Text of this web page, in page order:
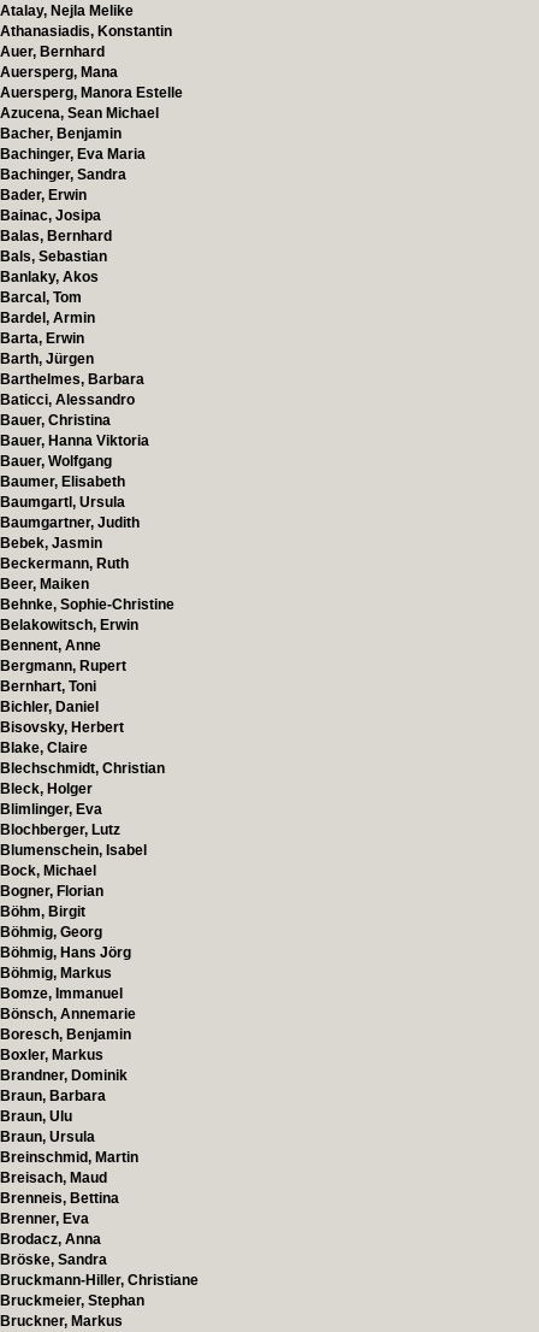
Atalay, Nejla Melike
Athanasiadis, Konstantin
Auer, Bernhard
Auersperg, Mana
Auersperg, Manora Estelle
Azucena, Sean Michael
Bacher, Benjamin
Bachinger, Eva Maria
Bachinger, Sandra
Bader, Erwin
Bainac, Josipa
Balas, Bernhard
Bals, Sebastian
Banlaky, Akos
Barcal, Tom
Bardel, Armin
Barta, Erwin
Barth, Jürgen
Barthelmes, Barbara
Baticci, Alessandro
Bauer, Christina
Bauer, Hanna Viktoria
Bauer, Wolfgang
Baumer, Elisabeth
Baumgartl, Ursula
Baumgartner, Judith
Bebek, Jasmin
Beckermann, Ruth
Beer, Maiken
Behnke, Sophie-Christine
Belakowitsch, Erwin
Bennent, Anne
Bergmann, Rupert
Bernhart, Toni
Bichler, Daniel
Bisovsky, Herbert
Blake, Claire
Blechschmidt, Christian
Bleck, Holger
Blimlinger, Eva
Blochberger, Lutz
Blumenschein, Isabel
Bock, Michael
Bogner, Florian
Böhm, Birgit
Böhmig, Georg
Böhmig, Hans Jörg
Böhmig, Markus
Bomze, Immanuel
Bönsch, Annemarie
Boresch, Benjamin
Boxler, Markus
Brandner, Dominik
Braun, Barbara
Braun, Ulu
Braun, Ursula
Breinschmid, Martin
Breisach, Maud
Brenneis, Bettina
Brenner, Eva
Brodacz, Anna
Bröske, Sandra
Bruckmann-Hiller, Christiane
Bruckmeier, Stephan
Bruckner, Markus